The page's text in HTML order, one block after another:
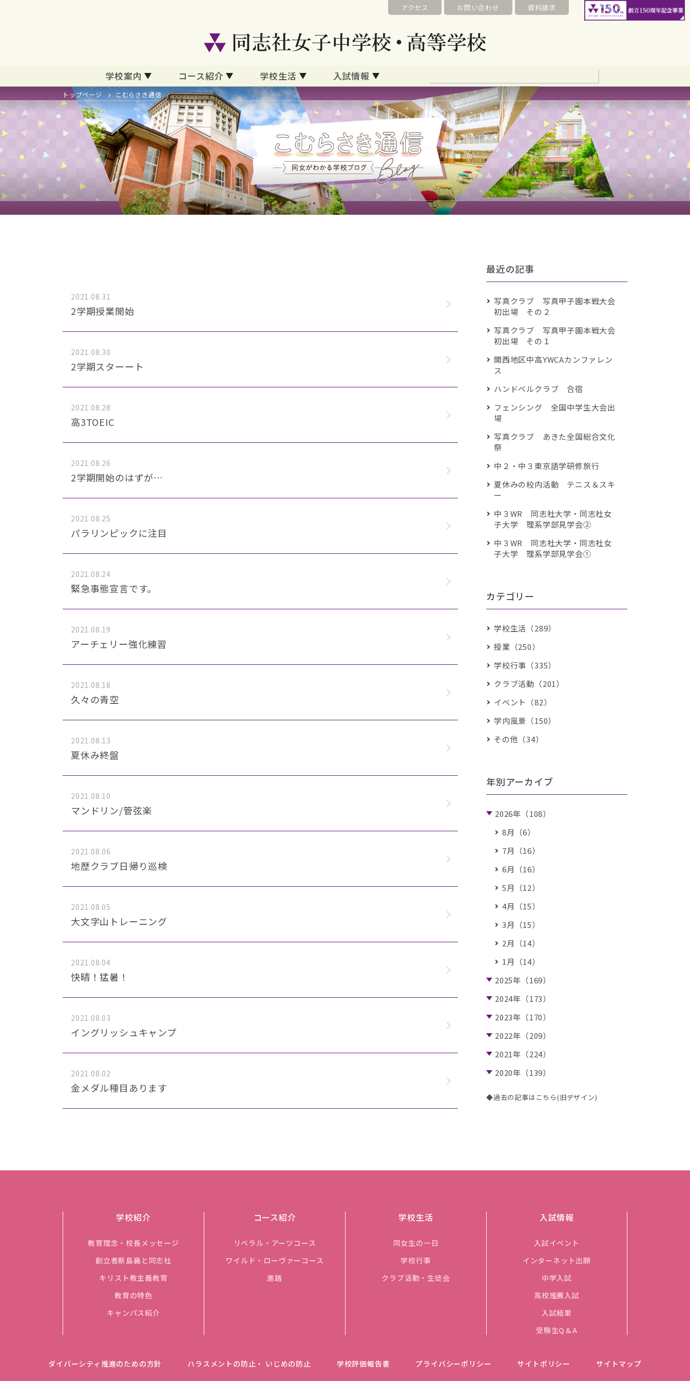
アクセス お問い合わせ 資料請求
学校案内 コース紹介 学校生活 入試情報
トップページ こむらさき通信
2021.08.31
2学期授業開始
2021.08.30
2学期スターート
2021.08.28
高3TOEIC
2021.08.26
2学期開始のはずが…
2021.08.25
パラリンピックに注目
2021.08.24
緊急事態宣言です。
2021.08.19
アーチェリー強化練習
2021.08.18
久々の青空
2021.08.13
夏休み終盤
2021.08.10
マンドリン/管弦楽
2021.08.06
地歴クラブ日帰り巡検
2021.08.05
大文字山トレーニング
2021.08.04
快晴！猛暑！
2021.08.03
イングリッシュキャンプ
2021.08.02
金メダル種目あります
最近の記事
写真クラブ 写真甲子園本戦大会
初出場 その２
写真クラブ 写真甲子園本戦大会
初出場 その１
関西地区中高YWCAカンファレン
ス
ハンドベルクラブ 合宿
フェンシング 全国中学生大会出
場
写真クラブ あきた全国総合文化
祭
中２・中３東京語学研修旅行
夏休みの校内活動 テニス＆スキ
ー
中３WR 同志社大学・同志社女
子大学 理系学部見学会②
中３WR 同志社大学・同志社女
子大学 理系学部見学会①
カテゴリー
学校生活（289）
授業（250）
学校行事（335）
クラブ活動（201）
イベント（82）
学内風景（150）
その他（34）
年別アーカイブ
2026年（108）
8月（6）
7月（16）
6月（16）
5月（12）
4月（15）
3月（15）
2月（14）
1月（14）
2025年（169）
2024年（173）
2023年（170）
2022年（209）
2021年（224）
2020年（139）
◆過去の記事はこちら(旧デザイン)
学校紹介
教育理念・校長メッセージ
創立者新島襄と同志社
キリスト教主義教育
教育の特色
キャンパス紹介
コース紹介
リベラル・アーツコース
ワイルド・ローヴァーコース
進路
学校生活
同女生の一日
学校行事
クラブ活動・生徒会
入試情報
入試イベント
インターネット出願
中学入試
高校推薦入試
入試結果
受験生Q＆A
ダイバーシティ推進のための方針 ハラスメントの防止・ いじめの防止 学校評価報告書 プライバシーポリシー サイトポリシー サイトマップ